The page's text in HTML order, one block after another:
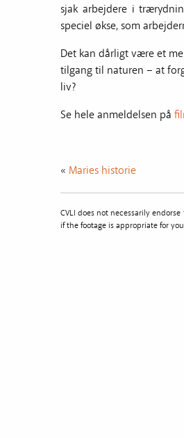
sjak arbejdere i
speciel økse, som
Det kan dårligt være et
tilgang til naturen – at
liv?
Se hele anmeldelsen på
« Maries historie
CVLI does not necessarily
if the footage is appropriate for